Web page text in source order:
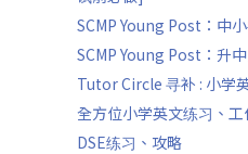
SCMP Young Post：中
SCMP Young Post：升
Tutor Circle 寻补 : 小学
全方位小学英文练习、工
DSE练习、攻略